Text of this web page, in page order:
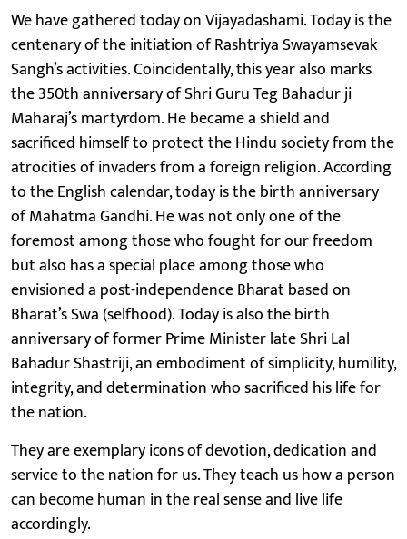
We have gathered today on Vijayadashami. Today is the
centenary of the initiation of Rashtriya Swayamsevak
Sangh’s activities. Coincidentally, this year also marks
the 350th anniversary of Shri Guru Teg Bahadur ji
Maharaj’s martyrdom. He became a shield and
sacrificed himself to protect the Hindu society from the
atrocities of invaders from a foreign religion. According
to the English calendar, today is the birth anniversary
of Mahatma Gandhi. He was not only one of the
foremost among those who fought for our freedom
but also has a special place among those who
envisioned a post-independence Bharat based on
Bharat’s Swa (selfhood). Today is also the birth
anniversary of former Prime Minister late Shri Lal
Bahadur Shastriji, an embodiment of simplicity, humility,
integrity, and determination who sacrificed his life for
the nation.
They are exemplary icons of devotion, dedication and
service to the nation for us. They teach us how a person
can become human in the real sense and live life
accordingly.